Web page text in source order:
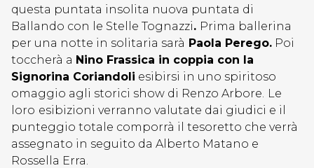
questa puntata insolita nuova puntata di
Ballando con le Stelle Tognazzi. Prima ballerina
per una notte in solitaria sarà Paola Perego. Poi
toccherà a Nino Frassica in coppia con la
Signorina Coriandoli esibirsi in uno spiritoso
omaggio agli storici show di Renzo Arbore. Le
loro esibizioni verranno valutate dai giudici e il
punteggio totale comporrà il tesoretto che verrà
assegnato in seguito da Alberto Matano e
Rossella Erra.